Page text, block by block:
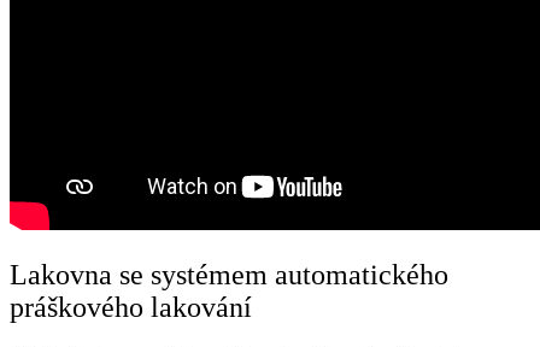
Lakovna se systémem automatického
práškového lakování